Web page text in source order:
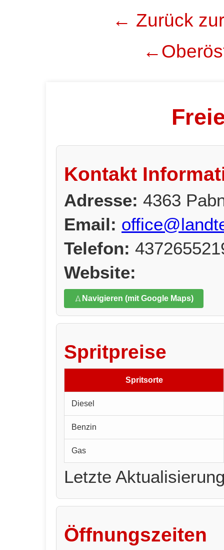
← Zurück
Kontakt
Adresse: 4363
Email:
Telefon:
Website:
Navigieren (mit Google Maps)
Spritpreise
Spritsorte
Diesel
Benzin
Gas
Letzte
Öffnungszeiten